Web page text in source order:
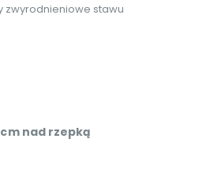
zwyrodnieniowe stawu
nad rzepką